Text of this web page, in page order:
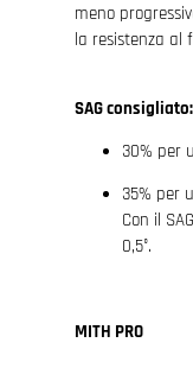
meno
la resistenza al
SAG consigliato:
30% per
35% per
Con il
0,5°.
MITH PRO